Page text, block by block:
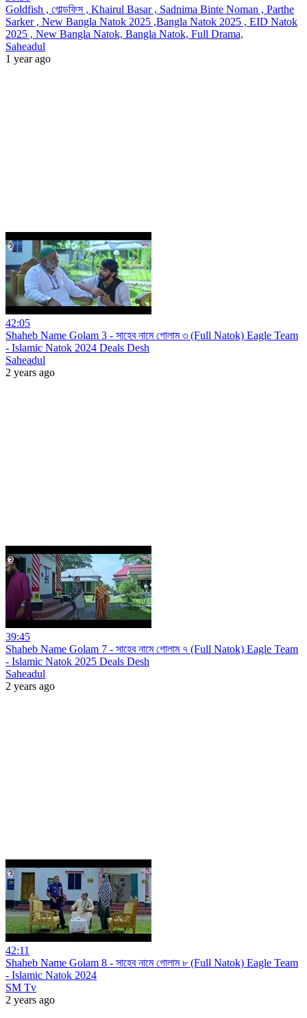
Goldfish , গোল্ডফিস , Khairul Basar , Sadnima Binte Noman , Parthe
Sarker , New Bangla Natok 2025 ,Bangla Natok 2025 , EID Natok
2025 , New Bangla Natok, Bangla Natok, Full Drama,
Saheadul
1 year ago
42:05
Shaheb Name Golam 3 - সাহেব নামে গোলাম ৩ (Full Natok) Eagle Team
- Islamic Natok 2024 Deals Desh
Saheadul
2 years ago
39:45
Shaheb Name Golam 7 - সাহেব নামে গোলাম ৭ (Full Natok) Eagle Team
- Islamic Natok 2025 Deals Desh
Saheadul
2 years ago
42:11
Shaheb Name Golam 8 - সাহেব নামে গোলাম ৮ (Full Natok) Eagle Team
- Islamic Natok 2024
SM Tv
2 years ago